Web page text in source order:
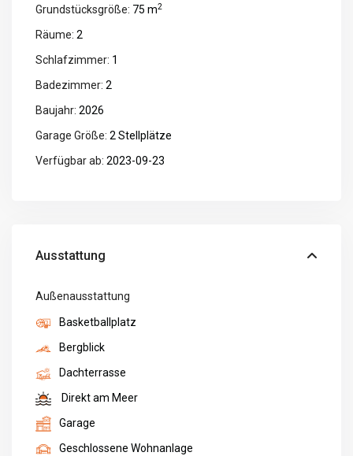
Grundstücksgröße: 75 m2
Räume: 2
Schlafzimmer: 1
Badezimmer: 2
Baujahr: 2026
Garage Größe: 2 Stellplätze
Verfügbar ab: 2023-09-23
Ausstattung
Außenausstattung
Basketballplatz
Bergblick
Dachterrasse
Direkt am Meer
Garage
Geschlossene Wohnanlage